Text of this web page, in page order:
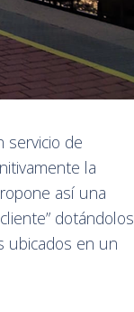
servicio de
la
así una
dotándolos
ubicados en un